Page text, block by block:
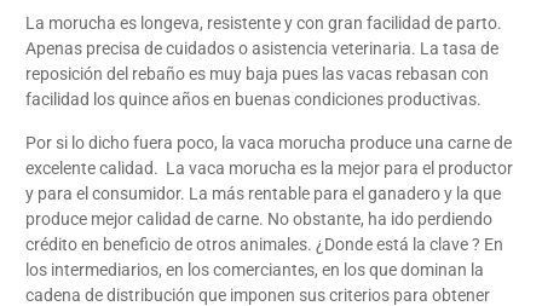
La morucha es longeva, resistente y con gran facilidad de parto.
Apenas precisa de cuidados o asistencia veterinaria. La tasa de
reposición del rebaño es muy baja pues las vacas rebasan con
facilidad los quince años en buenas condiciones productivas.
Por si lo dicho fuera poco, la vaca morucha produce una carne de
excelente calidad. La vaca morucha es la mejor para el productor
y para el consumidor. La más rentable para el ganadero y la que
produce mejor calidad de carne. No obstante, ha ido perdiendo
crédito en beneficio de otros animales. ¿Donde está la clave ? En
los intermediarios, en los comerciantes, en los que dominan la
cadena de distribución que imponen sus criterios para obtener